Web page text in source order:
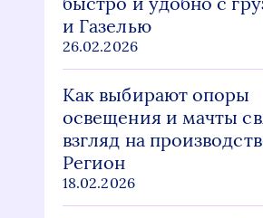
и Газелью
26.02.2026
Как выбирают опоры
освещения и мачты
взгляд на
Регион
18.02.2026